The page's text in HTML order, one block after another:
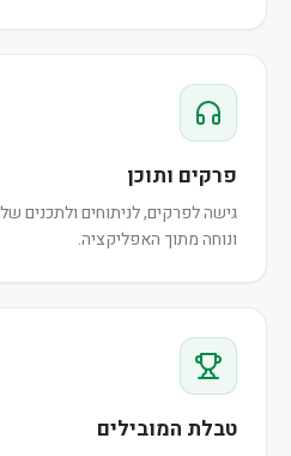
פרקים ותוכן
גישה לפרקים, לניתוחים ולתכנים
ונוחה מתוך האפליקציה.
טבלת המובילים